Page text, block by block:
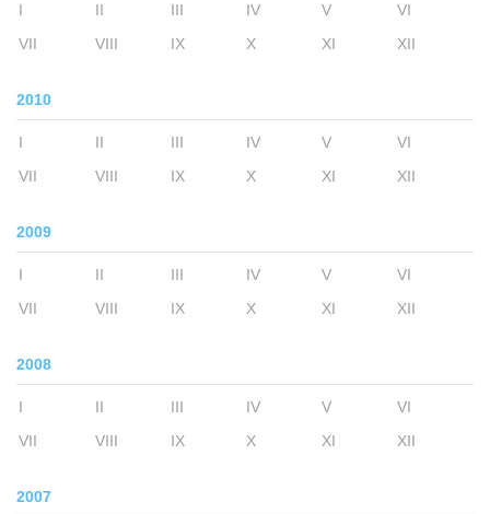
I II III IV V
VI
VII
VIII IX X XI XII
2010
I II III IV V
VI
VII
VIII IX X XI XII
2009
I II III IV V
VI
VII
VIII IX X XI XII
2008
I II III IV V
VI
VII
VIII IX X XI XII
2007